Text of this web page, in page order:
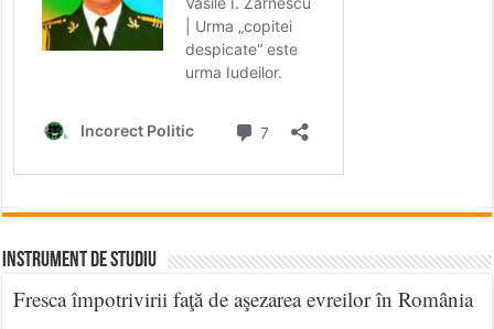
INSTRUMENT DE STUDIU
Fresca împotrivirii faţă de aşezarea evreilor în România